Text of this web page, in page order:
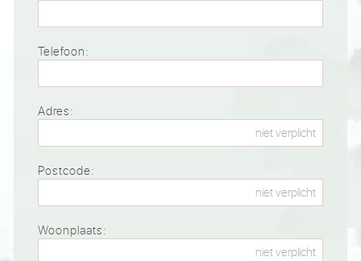
Telefoon:
Adres:
Postcode:
Woonplaats: